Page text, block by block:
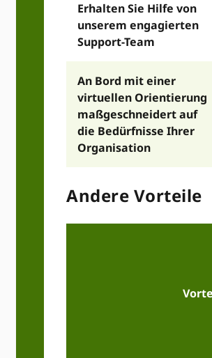
Erhalten Sie Hilfe von
unserem engagierten
Support-Team
An Bord mit einer
virtuellen Orientierung
maßgeschneidert auf
die Bedürfnisse Ihrer
Organisation
Andere Vorteile